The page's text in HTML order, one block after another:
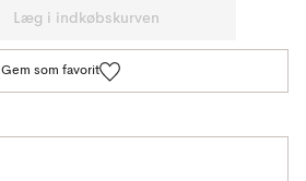
Læg i indkøbskurven
Gem som favorit